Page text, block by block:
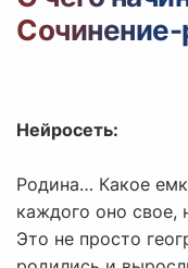
Вход с
Нейросеть:
Родина… Какое
каждого оно свое,
Это не просто